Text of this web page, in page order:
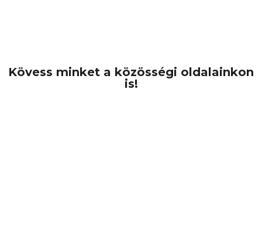
Kövess minket a közösségi oldalainkon
is!